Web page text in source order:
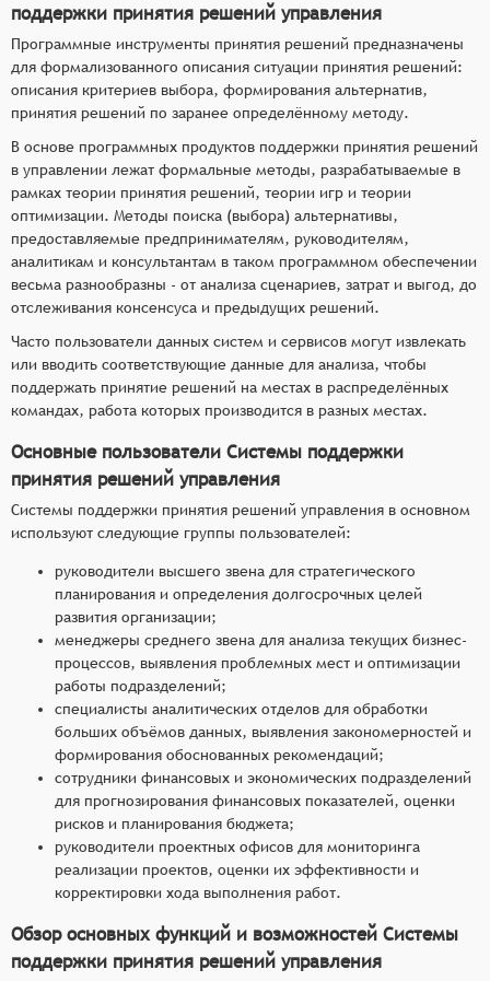
поддержки принятия решений управления
Программные инструменты принятия решений предназначены
для формализованного описания ситуации принятия решений:
описания критериев выбора, формирования альтернатив,
принятия решений по заранее определённому методу.
В основе программных продуктов поддержки принятия решений
в управлении лежат формальные методы, разрабатываемые в
рамках теории принятия решений, теории игр и теории
оптимизации. Методы поиска (выбора) альтернативы,
предоставляемые предпринимателям, руководителям,
аналитикам и консультантам в таком программном обеспечении
весьма разнообразны - от анализа сценариев, затрат и выгод, до
отслеживания консенсуса и предыдущих решений.
Часто пользователи данных систем и сервисов могут извлекать
или вводить соответствующие данные для анализа, чтобы
поддержать принятие решений на местах в распределённых
командах, работа которых производится в разных местах.
Основные пользователи Системы поддержки
принятия решений управления
Системы поддержки принятия решений управления в основном
используют следующие группы пользователей:
руководители высшего звена для стратегического
планирования и определения долгосрочных целей
развития организации;
менеджеры среднего звена для анализа текущих бизнес-
процессов, выявления проблемных мест и оптимизации
работы подразделений;
специалисты аналитических отделов для обработки
больших объёмов данных, выявления закономерностей и
формирования обоснованных рекомендаций;
сотрудники финансовых и экономических подразделений
для прогнозирования финансовых показателей, оценки
рисков и планирования бюджета;
руководители проектных офисов для мониторинга
реализации проектов, оценки их эффективности и
корректировки хода выполнения работ.
Обзор основных функций и возможностей Системы
поддержки принятия решений управления